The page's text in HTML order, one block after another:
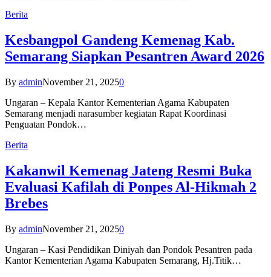
Berita
Kesbangpol Gandeng Kemenag Kab.
Semarang Siapkan Pesantren Award 2026
By adminNovember 21, 20250
Ungaran – Kepala Kantor Kementerian Agama Kabupaten
Semarang menjadi narasumber kegiatan Rapat Koordinasi
Penguatan Pondok…
Berita
Kakanwil Kemenag Jateng Resmi Buka
Evaluasi Kafilah di Ponpes Al-Hikmah 2
Brebes
By adminNovember 21, 20250
Ungaran – Kasi Pendidikan Diniyah dan Pondok Pesantren pada
Kantor Kementerian Agama Kabupaten Semarang, Hj.Titik…